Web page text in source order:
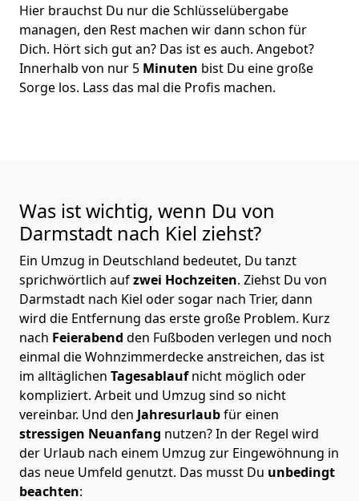
Hier brauchst Du nur die Schlüsselübergabe
managen, den Rest machen wir dann schon für
Dich. Hört sich gut an? Das ist es auch. Angebot?
Innerhalb von nur 5 Minuten bist Du eine große
Sorge los. Lass das mal die Profis machen.
Was ist wichtig, wenn Du von
Darmstadt nach Kiel ziehst?
Ein Umzug in Deutschland bedeutet, Du tanzt
sprichwörtlich aufzwei Hochzeiten. Ziehst Du von
Darmstadt nach Kiel oder sogar nach Trier, dann
wird die Entfernung das erste große Problem. Kurz
nach Feierabend den Fußboden verlegen und noch
einmal die Wohnzimmerdecke anstreichen, das ist
im alltäglichen Tagesablaufnicht möglich oder
kompliziert. Arbeit und Umzug sind so nicht
vereinbar. Und den Jahresurlaubfür einen
stressigen Neuanfang nutzen? In der Regel wird
der Urlaub nach einem Umzug zur Eingewöhnung in
das neue Umfeld genutzt. Das musst Du unbedingt
beachten: